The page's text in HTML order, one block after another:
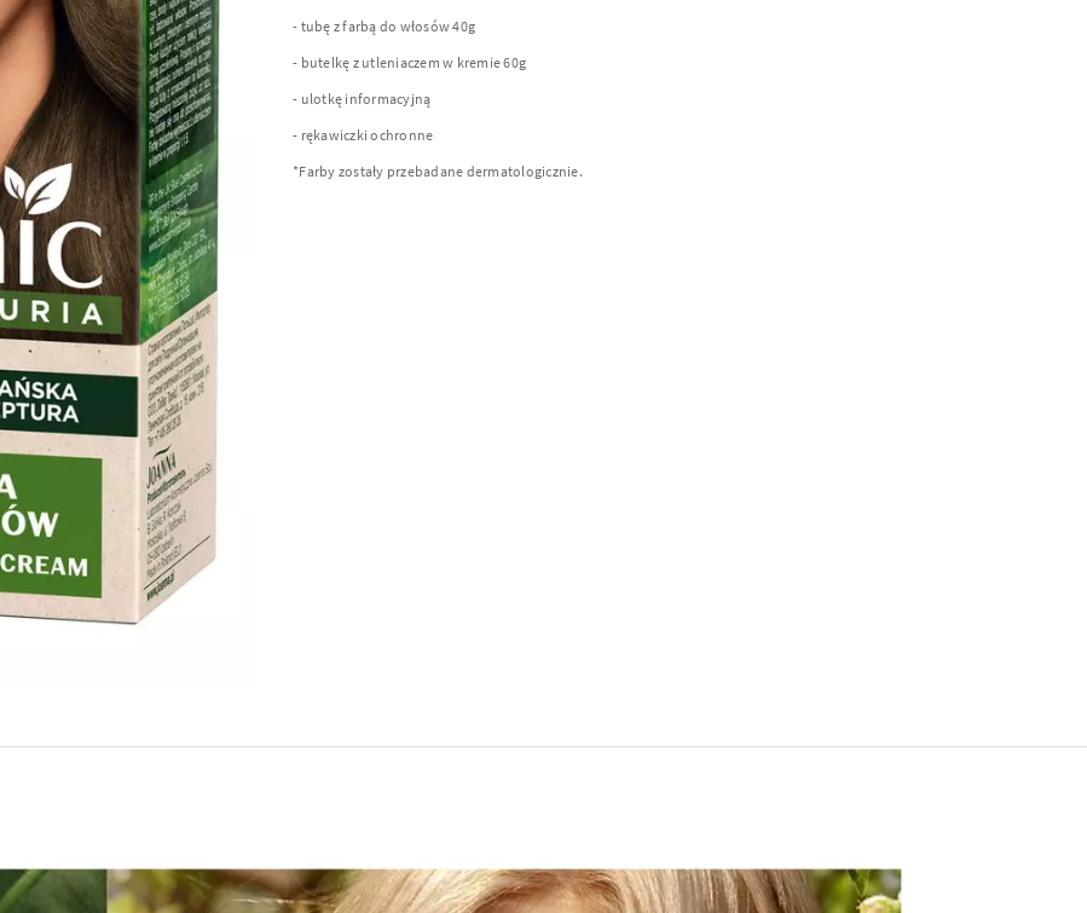
- tubę z farbą do włosów 40g
- butelkę z utleniaczem w kremie 60g
- ulotkę informacyjną
- rękawiczki ochronne
*Farby zostały przebadane dermatologicznie.